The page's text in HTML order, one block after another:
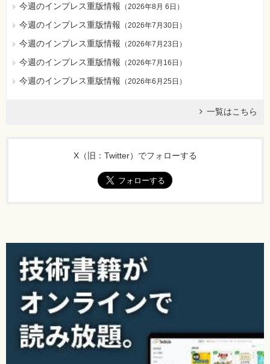
今週のインプレス重版情報 （2026年8月 6日 ）
今週のインプレス重版情報 （2026年7月30日 ）
今週のインプレス重版情報 （2026年7月23日 ）
今週のインプレス重版情報 （2026年7月16日 ）
今週のインプレス重版情報 （2026年6月25日 ）
一覧はこちら
X（旧：Twitter）でフォローする